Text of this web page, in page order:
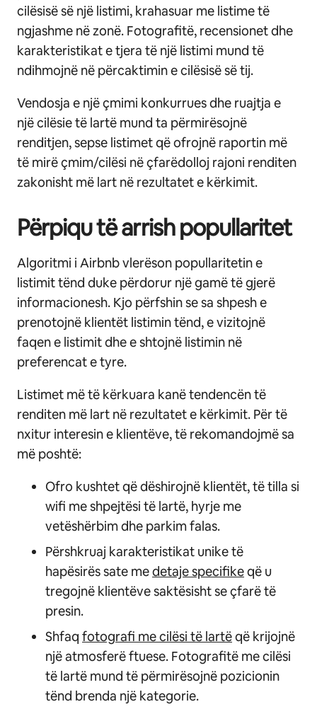
cilësisë së një listimi, krahasuar me listime të
ngjashme në zonë. Fotografitë, recensionet dhe
karakteristikat e tjera të një listimi mund të
ndihmojnë në përcaktimin e cilësisë së tij.
Vendosja e një çmimi konkurrues dhe ruajtja e
një cilësie të lartë mund ta përmirësojnë
renditjen, sepse listimet që ofrojnë raportin më
të mirë çmim/cilësi në çfarëdolloj rajoni renditen
zakonisht më lart në rezultatet e kërkimit.
Përpiqu të arrish popullaritet
Algoritmi i Airbnb vlerëson popullaritetin e
listimit tënd duke përdorur një gamë të gjerë
informacionesh. Kjo përfshin se sa shpesh e
prenotojnë klientët listimin tënd, e vizitojnë
faqen e listimit dhe e shtojnë listimin në
preferencat e tyre.
Listimet më të kërkuara kanë tendencën të
renditen më lart në rezultatet e kërkimit. Për të
nxitur interesin e klientëve, të rekomandojmë sa
më poshtë:
Ofro kushtet që dëshirojnë klientët, të tilla si
wifi me shpejtësi të lartë, hyrje me
vetëshërbim dhe parkim falas.
Përshkruaj karakteristikat unike të
hapësirës sate medetaje specifikeqë u
tregojnë klientëve saktësisht se çfarë të
presin.
Shfaq fotografi me cilësi të lartëqë krijojnë
një atmosferë ftuese. Fotografitë me cilësi
të lartë mund të përmirësojnë pozicionin
tënd brenda një kategorie.